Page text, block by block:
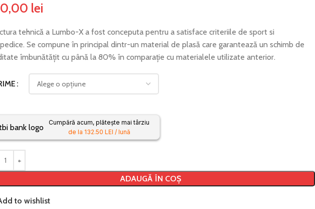
lei
tehnică a Lumbo-X a fost conceputa pentru a satisface criteriile de sport si
Se compune în principal dintr-un material de plasă care garantează un schimb de
îmbunătățit cu până la 80% în comparație cu materialele utilizate anterior.
ADAUGĂ ÎN COȘ
Cumpără acum, plătește mai târziu
de la 132.50 LEI / lună
to wishlist